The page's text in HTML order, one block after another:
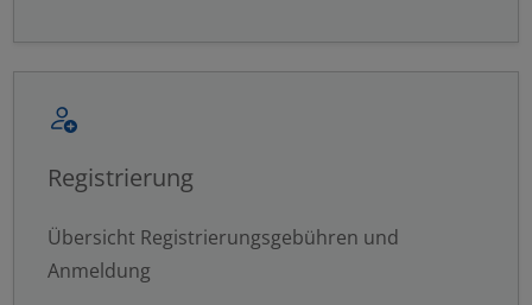
Registrierung
Übersicht Registrierungsgebühren und
Anmeldung